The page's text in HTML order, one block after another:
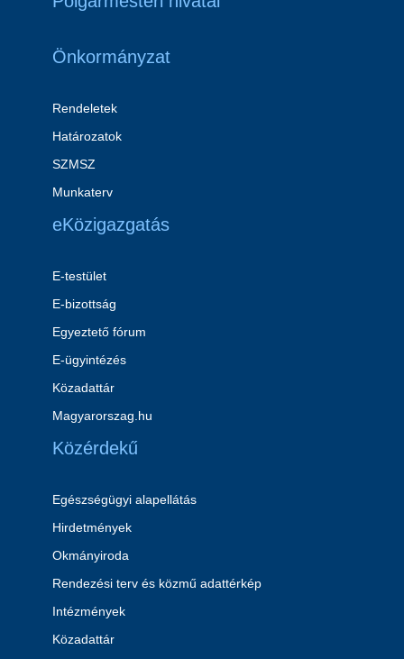
Önkormányzat
Rendeletek
Határozatok
SZMSZ
Munkaterv
eKözigazgatás
E-testület
E-bizottság
Egyeztető fórum
E-ügyintézés
Közadattár
Magyarorszag.hu
Közérdekű
Egészségügyi alapellátás
Hirdetmények
Okmányiroda
Rendezési terv és közmű adattérkép
Intézmények
Közadattár